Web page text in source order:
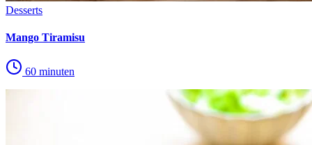
Desserts
Mango Tiramisu
60 minuten